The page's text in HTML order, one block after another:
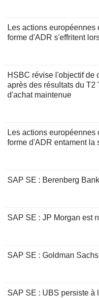
Les actions
forme d'ADR s'effritent
HSBC révise l'objectif de
après des résultats du T2
d'achat maintenue
Les actions
forme d'ADR entament la
SAP SE : Berenberg
SAP SE : JP Morgan est
SAP SE : Goldman
SAP SE : UBS persiste à